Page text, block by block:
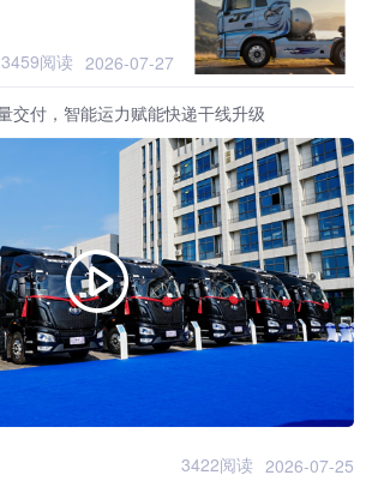
3459阅读 2026-07-27
交付，智能运力赋能快递干线升级
3422阅读 2026-07-25